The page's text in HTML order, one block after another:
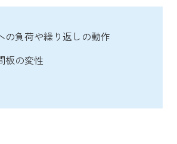
の負荷や繰り返しの動作
板の変性